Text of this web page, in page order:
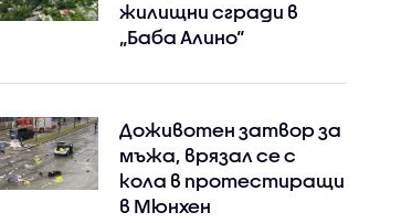
жилищни сгради в
„Баба Алино“
Доживотен затвор за
мъжа, врязал се с
кола в протестиращи
в Мюнхен